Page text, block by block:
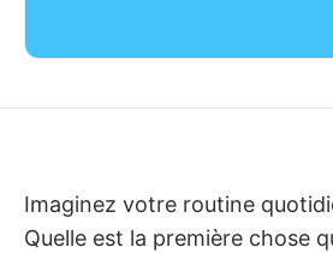
Imaginez votre routine
Quelle est la première chose